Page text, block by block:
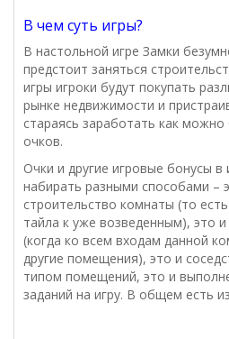
В чем суть игры?
В настольной игре Замки
предстоит заняться
игры игроки будут покупать
рынке недвижимости и
стараясь заработать как
очков.
Очки и другие игровые бонусы в
набирать разными способами –
строительство комнаты (то
тайла к уже возведенным), это
(когда ко всем входам данной
другие помещения), это и
типом помещений, это и
заданий на игру. В общем есть